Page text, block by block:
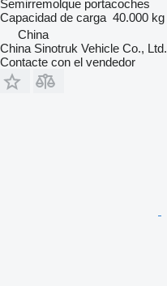
Semirremolque portacoches
Capacidad de carga 40.000 kg
China
China Sinotruk Vehicle Co., Ltd.
Contacte con el vendedor